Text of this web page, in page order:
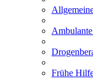
Frühe